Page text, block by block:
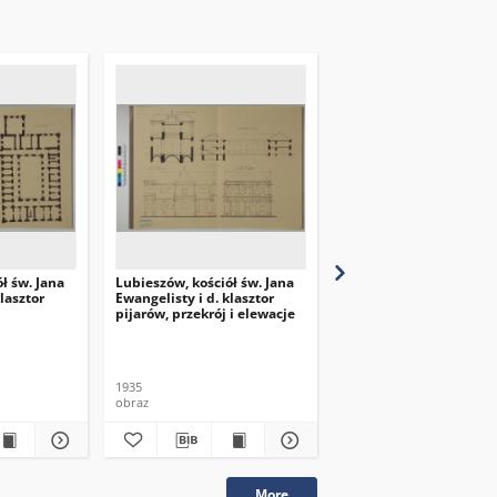
św. Jana
Lubieszów, kościół św. Jana
Ewangelisty i d. klasztor
pijarów, przekrój i elewacje
1935
obraz